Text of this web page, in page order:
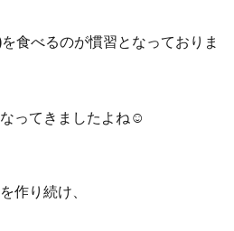
を食べるのが慣習となっておりま
ってきましたよね☺
作り続け、